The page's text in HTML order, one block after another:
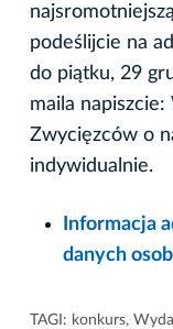
podeślijcie na
do piątku, 29
maila
Zwycięzców o
indywidualnie.
Informacja
danych
TAGI: konkurs,